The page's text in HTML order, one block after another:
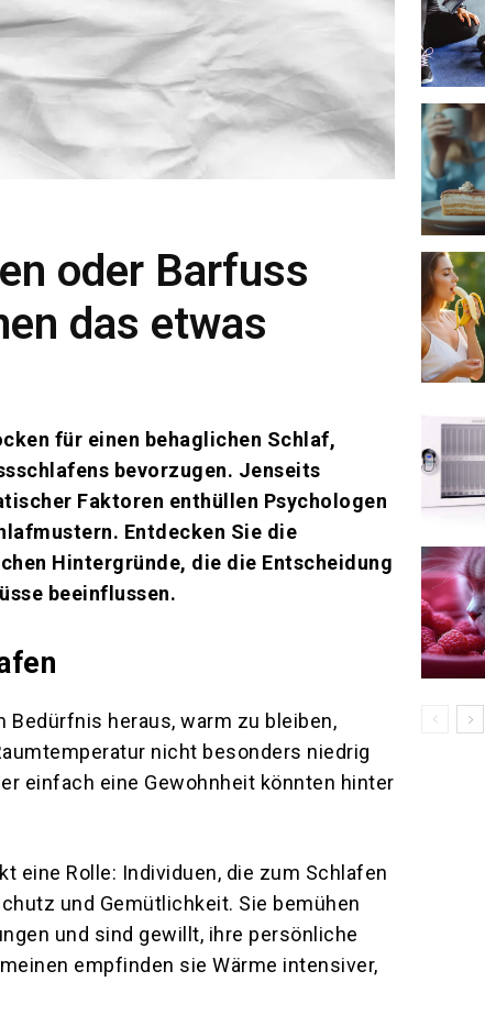
oder Barfuss
das etwas
für einen behaglichen Schlaf,
bevorzugen. Jenseits
Faktoren enthüllen Psychologen
Entdecken Sie die
Hintergründe, die die Entscheidung
beeinflussen.
Bedürfnis heraus, warm zu bleiben,
nicht besonders niedrig
einfach eine Gewohnheit könnten hinter
eine Rolle: Individuen, die zum Schlafen
und Gemütlichkeit. Sie bemühen
und sind gewillt, ihre persönliche
empfinden sie Wärme intensiver,